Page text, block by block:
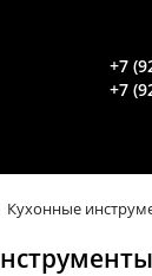
+7
+7
Кухонные